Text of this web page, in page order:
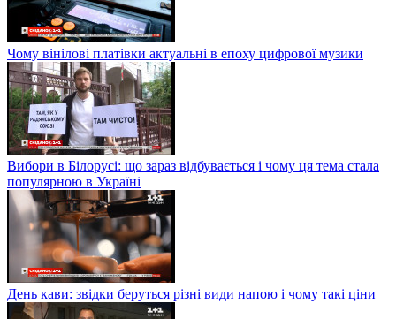
Чому вінілові платівки актуальні в епоху цифрової музики
Вибори в Білорусі: що зараз відбувається і чому ця тема стала
популярною в Україні
День кави: звідки беруться різні види напою і чому такі ціни